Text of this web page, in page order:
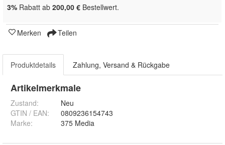
3% Rabatt ab 200,00 € Bestellwert.
Merken Teilen
Produktdetails Zahlung, Versand & Rückgabe
Artikelmerkmale
Zustand:
Neu
GTIN / EAN:
0809236154743
Marke:
375 Media